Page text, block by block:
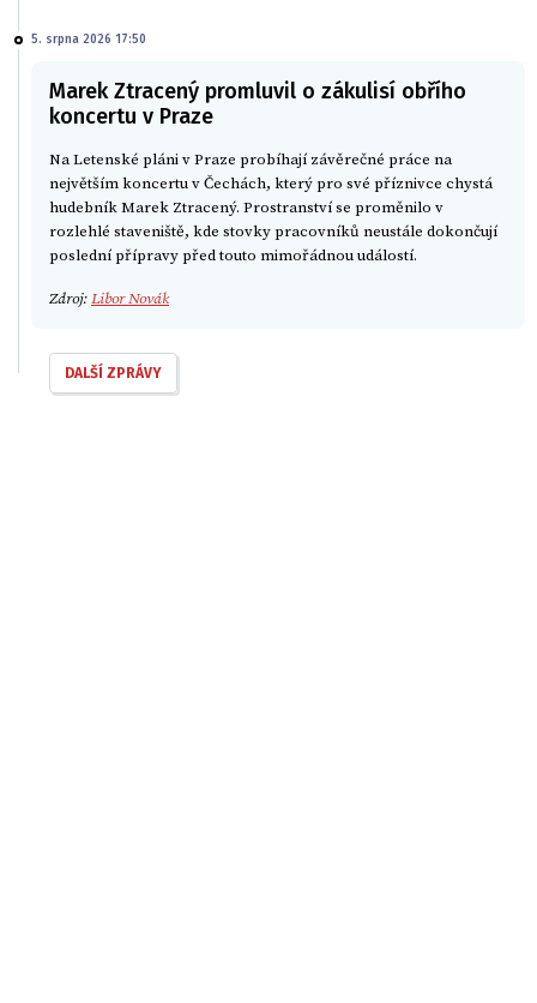
5. srpna 2026 17:50
Marek Ztracený promluvil o zákulisí obřího
koncertu v Praze
Na Letenské pláni v Praze probíhají závěrečné práce na
největším koncertu v Čechách, který pro své příznivce chystá
hudebník Marek Ztracený. Prostranství se proměnilo v
rozlehlé staveniště, kde stovky pracovníků neustále dokončují
poslední přípravy před touto mimořádnou událostí.
Zdroj:Libor Novák
DALŠÍ ZPRÁVY